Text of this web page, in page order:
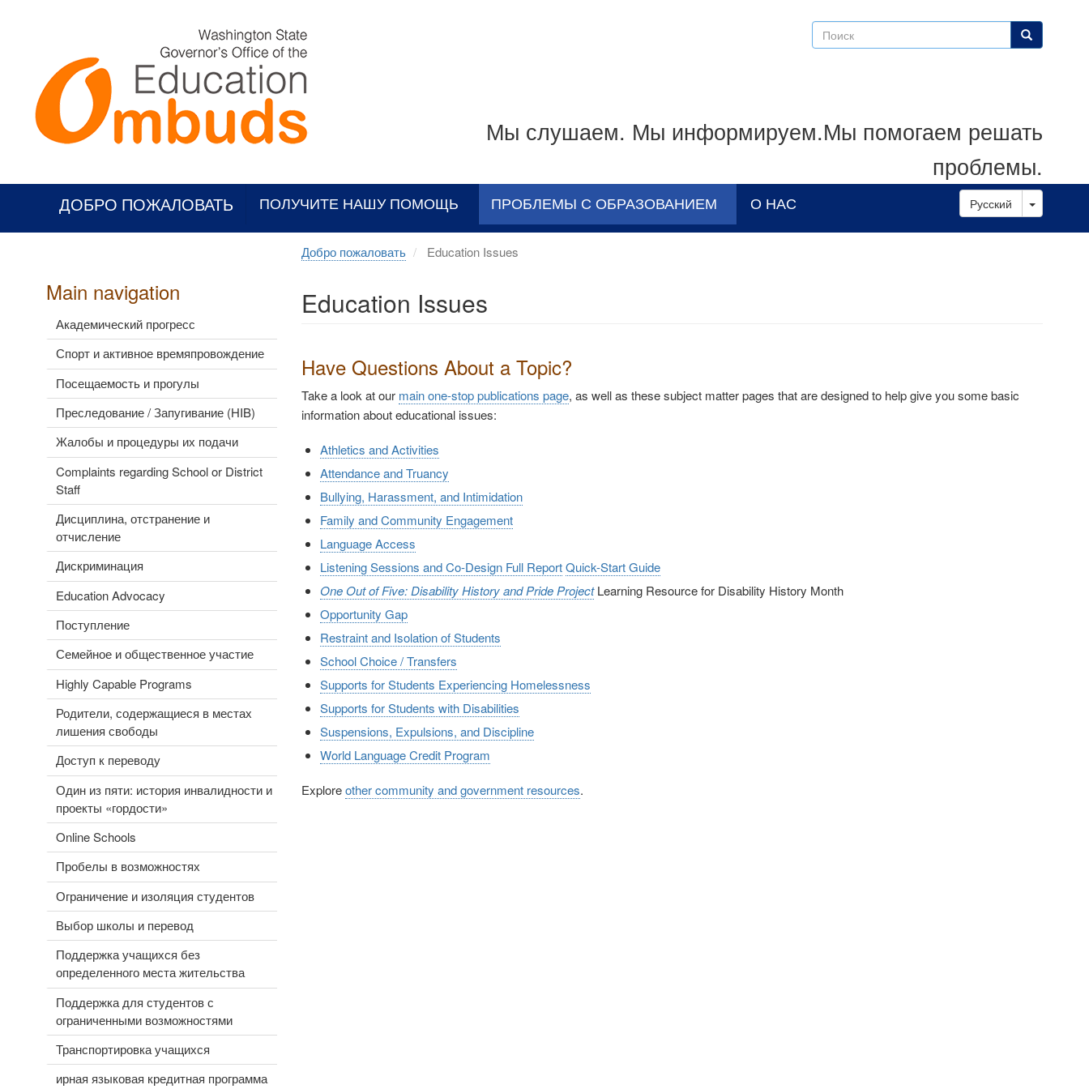
Поиск Поиск
Мы слушаем. Мы информируем.Мы помогаем решать
проблемы.
ДОБРО ПОЖАЛОВАТЬ ПОЛУЧИТЕ НАШУ ПОМОЩЬ ПРОБЛЕМЫ С ОБРАЗОВАНИЕМ О НАС Русский Toggle
Main navigation
Академический прогресс
Спорт и активное времяпровождение
Посещаемость и прогулы
Преследование / Запугивание (HIB)
Жалобы и процедуры их подачи
Complaints regarding School or District
Staff
Дисциплина, отстранение и
отчисление
Дискриминация
Education Advocacy
Поступление
Семейное и общественное участие
Highly Capable Programs
Родители, содержащиеся в местах
лишения свободы
Доступ к переводу
Один из пяти: история инвалидности и
проекты «гордости»
Online Schools
Пробелы в возможностях
Ограничение и изоляция студентов
Выбор школы и перевод
Поддержка учащихся без
определенного места жительства
Поддержка для студентов с
ограниченными возможностями
Транспортировка учащихся
ирная языковая кредитная программа
Добро пожаловать Education Issues
Education Issues
Have Questions About a Topic?
Take a look at our main one-stop publications page, as well as these subject matter pages that are designed to help give you some basic
information about educational issues:
Athletics and Activities
Attendance and Truancy
Bullying, Harassment, and Intimidation
Family and Community Engagement
Language Access
Listening Sessions and Co-Design Full Report Quick-Start Guide
One Out of Five: Disability History and Pride ProjectLearning Resource for Disability History Month
Opportunity Gap
Restraint and Isolation of Students
School Choice / Transfers
Supports for Students Experiencing Homelessness
Supports for Students with Disabilities
Suspensions, Expulsions, and Discipline
World Language Credit Program
Exploreother community and government resources.